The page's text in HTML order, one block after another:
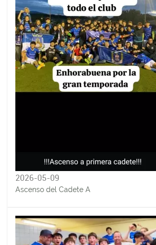
2026-05-09
Ascenso del Cadete A